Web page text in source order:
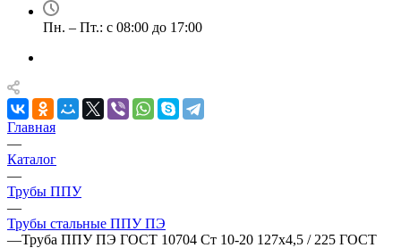
Пн. – Пт.: с 08:00 до 17:00
Главная
—
Каталог
—
Трубы ППУ
—
Трубы стальные ППУ ПЭ
—Труба ППУ ПЭ ГОСТ 10704 Ст 10-20 127x4,5 / 225 ГОСТ